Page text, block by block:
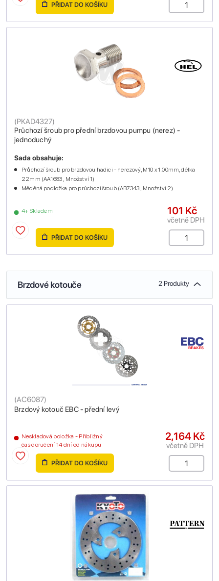
PŘIDAT DO KOŠÍKU
Průchozí šroub pro přední brzdovou pumpu (nerez) -
jednoduchý
(PKAD4327)
4+ Skladem
Sada obsahuje:
Průchozí šroub pro brzdovou hadici - nerezový, M10 x 1.00mm, délka
22mm (AA1683 , Množství 1)
Měděná podložka pro průchozí šroub (AB7343 , Množství 2)
101 Kč
včetně DPH
PŘIDAT DO KOŠÍKU
Brzdové kotouče 2 Produkty
Brzdový kotouč EBC - přední levý
(AC6087)
Neskladová položka - Přibližný
čas doručení 14 dní od nákupu
2,164 Kč
včetně DPH
PŘIDAT DO KOŠÍKU